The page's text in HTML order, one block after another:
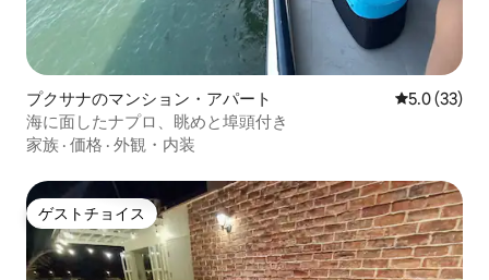
プクサナのマンション・アパート レビュー33
5.0 (33)
海に面したナプロ、眺めと埠頭付き
家族 · 価格 · 外観・内装
ゲストチョイス
ゲストチョイス